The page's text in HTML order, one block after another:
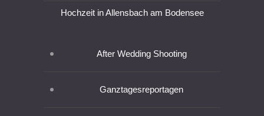
Hochzeit in Allensbach am Bodensee
After Wedding Shooting
Ganztagesreportagen